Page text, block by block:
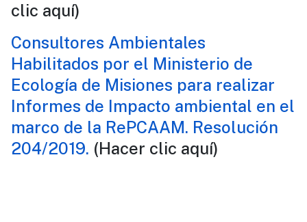
clic aquí)
Consultores Ambientales
Habilitados por el Ministerio de
Ecología de Misiones para realizar
Informes de Impacto ambiental en el
marco de la RePCAAM. Resolución
204/2019. (Hacer clic aquí)